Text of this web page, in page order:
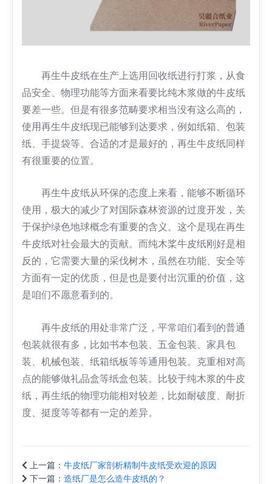
再生牛皮纸在生产上选用回收纸进行打浆，从食
品安全、物理功能等方面来看要比纯木浆做的牛皮纸
要差一些。但是有很多范畴要求相当没有这么高的，
使用再生牛皮纸现已能够到达要求，例如纸箱、包装
纸、手提袋等。合适的才是最好的，再生牛皮纸同样
有很重要的位置。
再生牛皮纸从环保的态度上来看，能够不断循环
使用，极大的减少了对国际森林资源的过度开发，关
于保护绿色地球概念有重要的含义。这个是现在再生
牛皮纸对社会最大的贡献。而纯木桨牛皮纸刚好是相
反的，它需要大量的采伐树木，虽然在功能、安全等
方面有一定的优质，但是也是要付出沉重的价值，这
是咱们不愿意看到的。
再牛皮纸的用处非常广泛，平常咱们看到的普通
包装就很有多，比如书本包装、五金包装、家具包
装、机械包装、纸箱纸板等等通用包装。克重相对高
点的能够做礼品盒等纸盒包装。比较于纯木浆的牛皮
纸，再生纸的物理功能相对较差，比如耐破度、耐折
度、挺度等等都有一定的差异。
上一篇： 牛皮纸厂家剖析精制牛皮纸受欢迎的原因
下一篇： 造纸厂是怎么造牛皮纸的？